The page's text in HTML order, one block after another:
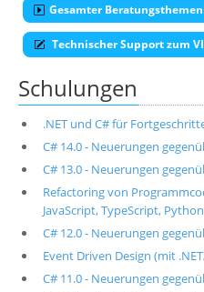
Gesamter
Technischer Support zum
Schulungen
.NET und C# für
C# 14.0 - Neuerungen
C# 13.0 - Neuerungen
Refactoring von
JavaScript, TypeScript,
C# 12.0 - Neuerungen
Event Driven Design (mit
C# 11.0 - Neuerungen